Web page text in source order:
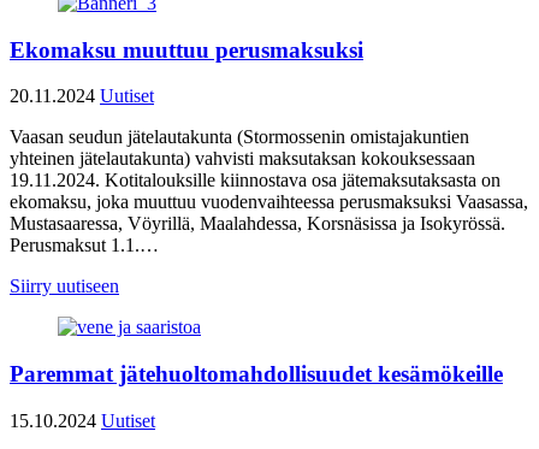
Ekomaksu muuttuu perusmaksuksi
20.11.2024 Uutiset
Vaasan seudun jätelautakunta (Stormossenin omistajakuntien
yhteinen jätelautakunta) vahvisti maksutaksan kokouksessaan
19.11.2024. Kotitalouksille kiinnostava osa jätemaksutaksasta on
ekomaksu, joka muuttuu vuodenvaihteessa perusmaksuksi Vaasassa,
Mustasaaressa, Vöyrillä, Maalahdessa, Korsnäsissa ja Isokyrössä.
Perusmaksut 1.1.…
Siirry uutiseen
Paremmat jätehuoltomahdollisuudet kesämökeille
15.10.2024 Uutiset